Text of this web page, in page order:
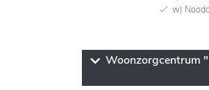
w)
Woonzorgcentrum